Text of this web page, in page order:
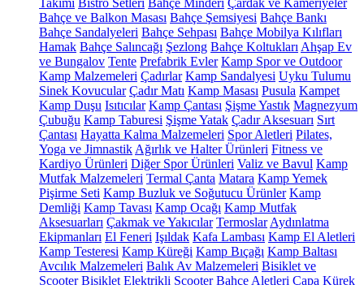
Takımı Bistro Setleri Bahçe Minderi Çardak ve Kameriyeler
Bahçe ve Balkon Masası Bahçe Şemsiyesi Bahçe Bankı
Bahçe Sandalyeleri Bahçe Sehpası Bahçe Mobilya Kılıfları
Hamak Bahçe Salıncağı Şezlong Bahçe Koltukları Ahşap Ev
ve Bungalov Tente Prefabrik Evler Kamp Spor ve Outdoor
Kamp Malzemeleri Çadırlar Kamp Sandalyesi Uyku Tulumu
Sinek Kovucular Çadır Matı Kamp Masası Pusula Kampet
Kamp Duşu Isıtıcılar Kamp Çantası Şişme Yastık Magnezyum
Çubuğu Kamp Taburesi Şişme Yatak Çadır Aksesuarı Sırt
Çantası Hayatta Kalma Malzemeleri Spor Aletleri Pilates,
Yoga ve Jimnastik Ağırlık ve Halter Ürünleri Fitness ve
Kardiyo Ürünleri Diğer Spor Ürünleri Valiz ve Bavul Kamp
Mutfak Malzemeleri Termal Çanta Matara Kamp Yemek
Pişirme Seti Kamp Buzluk ve Soğutucu Ürünler Kamp
Demliği Kamp Tavası Kamp Ocağı Kamp Mutfak
Aksesuarları Çakmak ve Yakıcılar Termoslar Aydınlatma
Ekipmanları El Feneri Işıldak Kafa Lambası Kamp El Aletleri
Kamp Testeresi Kamp Küreği Kamp Bıçağı Kamp Baltası
Avcılık Malzemeleri Balık Av Malzemeleri Bisiklet ve
Scooter Bisiklet Elektrikli Scooter Bahçe Aletleri Çapa Kürek